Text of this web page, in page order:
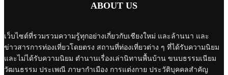
ABOUT US
เว็บไซต์ที่รวมรวมความรู้ทุกอย่างเกี่ยวกับเชียงใหม่ และล้านนา และ
ข่าวสารการท่องเที่ยวโดยตรง สถานที่ท่องเที่ยวต่าง ๆ ที่ได้รับความนิยม
และไม่ได้รับความนิยม ตำนานเรื่องเล่านิทานพื้นบ้าน ขนบธรรมเนียม
วัฒนธรรม ประเพณี ภาษากำเมือง การแต่งกาย ประวัติบุคคลสำคัญ